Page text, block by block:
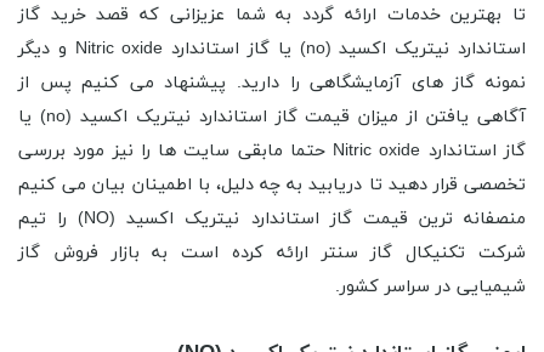
تا بهترین خدمات ارائه گردد به شما عزیزانی که قصد خرید گاز
استاندارد نیتریک اکسید (no) یا گاز استاندارد Nitric oxide و دیگر
نمونه گاز های آزمایشگاهی را دارید. پیشنهاد می کنیم پس از
آگاهی یافتن از میزان قیمت گاز استاندارد نیتریک اکسید (no) یا
گاز استاندارد Nitric oxide حتما مابقی سایت ها را نیز مورد بررسی
تخصصی قرار دهید تا دریابید به چه دلیل، با اطمینان بیان می کنیم
منصفانه ترین قیمت گاز استاندارد نیتریک اکسید (NO) را تیم
شرکت تکنیکال گاز سنتر ارائه کرده است به بازار فروش گاز
شیمیایی در سراسر کشور.